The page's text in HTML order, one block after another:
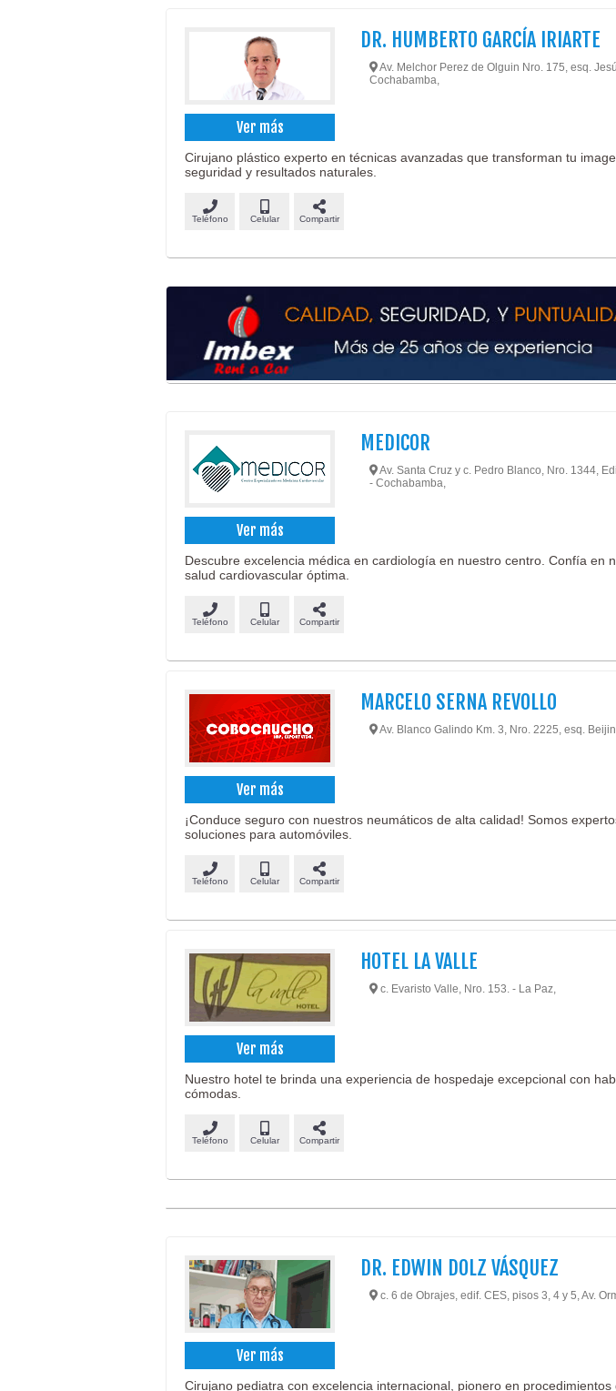
Ver más
DR. HUMBERTO GARCÍA IRIARTE
Av. Melchor Perez de Olguin Nro. 175, esq.
Cochabamba,
Cirujano plástico experto en técnicas avanzadas que transforman tu
seguridad y resultados naturales.
Teléfono Celular Compartir
Ver más
MEDICOR
Av. Santa Cruz y c. Pedro Blanco, Nro. 1344,
- Cochabamba,
Descubre excelencia médica en cardiología en nuestro centro. Confía en
salud cardiovascular óptima.
Teléfono Celular Compartir
Ver más
MARCELO SERNA REVOLLO
Av. Blanco Galindo Km. 3, Nro. 2225, esq.
¡Conduce seguro con nuestros neumáticos de alta calidad! Somos
soluciones para automóviles.
Teléfono Celular Compartir
Ver más
HOTEL LA VALLE
c. Evaristo Valle, Nro. 153. - La Paz,
Nuestro hotel te brinda una experiencia de hospedaje excepcional con
cómodas.
Teléfono Celular Compartir
Ver más
DR. EDWIN DOLZ VÁSQUEZ
c. 6 de Obrajes, edif. CES, pisos 3, 4 y 5, Av.
Cirujano pediatra con excelencia internacional, pionero en procedimientos